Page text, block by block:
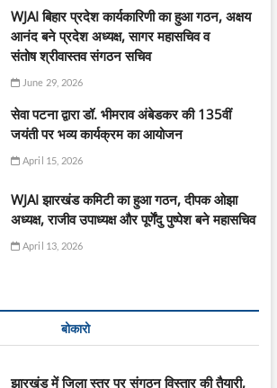
WJAI बिहार प्रदेश कार्यकारिणी का हुआ गठन, अक्षय
आनंद बने प्रदेश अध्यक्ष, सागर महासचिव व
संतोष श्रीवास्तव संगठन सचिव
June 29, 2026
सेवा पटना द्वारा डॉ. भीमराव अंबेडकर की 135वीं
जयंती पर भव्य कार्यक्रम का आयोजन
April 15, 2026
WJAI झारखंड कमिटी का हुआ गठन, दीपक ओझा
अध्यक्ष, राजीव उपाध्यक्ष और पूर्णेंदु पुष्पेश बने महासचिव
April 13, 2026
बोकारो
झारखंड में जिला स्तर पर संगठन विस्तार की तैयारी,